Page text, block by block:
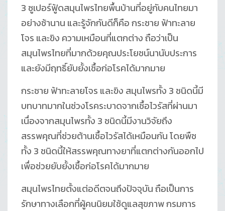
3 ซูเปอร์ฟู้ดสมุนไพรไทยพื้นบ้านที่อยู่กับคนไทยมา
อย่างช้านาน และรู้จักกันดีก็คือ กระชาย ฟ้าทะลาย
โจร และขิง ความเหมือนที่แตกต่าง ถือว่าเป็น
สมุนไพรไทยที่มากด้วยคุณประโยชน์นานับประการ
และยังมีฤทธิ์ยับยั้งเชื้อก่อโรคได้มากมาย
กระชาย ฟ้าทะลายโจร และขิง สมุนไพรทั้ง 3 ชนิดนี้มี
บทบาทมากในช่วงโรคระบาดจากเชื้อไวรัสที่ผ่านมา
เนื่องจากสมุนไพรทั้ง 3 ชนิดนี้มีงานวิจัยถึง
สรรพคุณที่ช่วยต้านเชื้อไวรัสได้เหมือนกัน โดยพืช
ทั้ง 3 ชนิดนี้ให้สรรพคุณทางยาที่แตกต่างกันออกไป
เพื่อช่วยยับยั้งเชื้อก่อโรคได้มากมาย
สมุนไพรไทยตั้งแต่อดีตจนถึงปัจจุบัน ถือเป็นการ
รักษาทางเลือกที่ผู้คนนิยมใช้ดูแลสุขภาพ กรมการ